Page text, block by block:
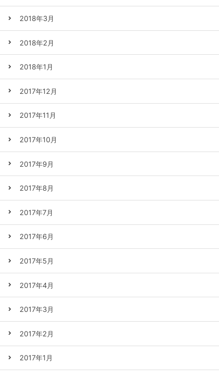
2018年3月
2018年2月
2018年1月
2017年12月
2017年11月
2017年10月
2017年9月
2017年8月
2017年7月
2017年6月
2017年5月
2017年4月
2017年3月
2017年2月
2017年1月